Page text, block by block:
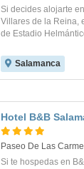
Si decides alojarte
Villares de la Reina,
de Estadio
Salamanca
Hotel B&B
Si te hospedas en